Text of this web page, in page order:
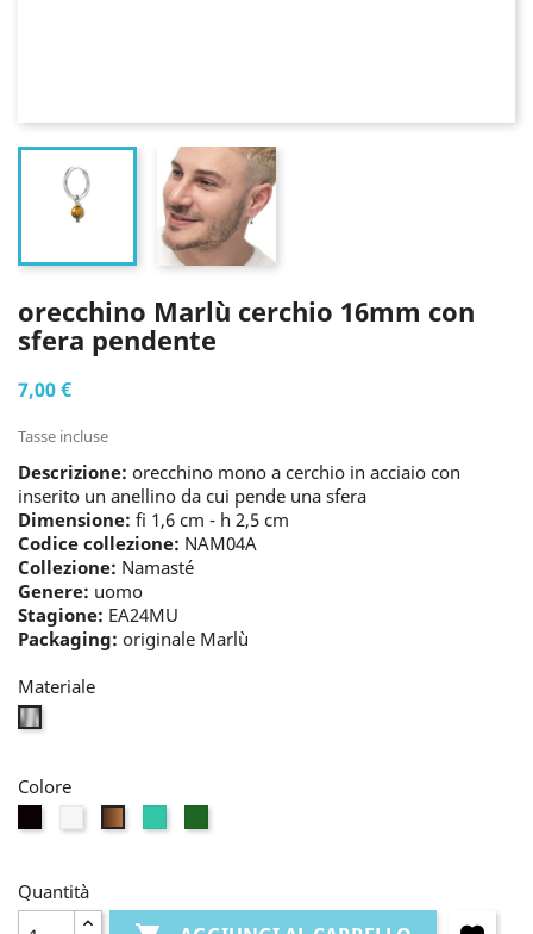
orecchino Marlù cerchio 16mm con
sfera pendente
7,00 €
Tasse incluse
Descrizione: orecchino mono a cerchio in acciaio con
inserito un anellino da cui pende una sfera
Dimensione: fi 1,6 cm - h 2,5 cm
Codice collezione: NAM04A
Collezione: Namasté
Genere: uomo
Stagione: EA24MU
Packaging: originale Marlù
Materiale
bianco
Colore
Quantità